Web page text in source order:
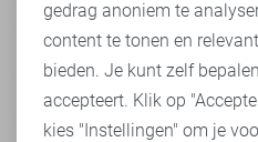
Marketing cookies
gedrag anoniem te
content te tonen en
bieden. Je kunt zelf
accepteert. Klik op
kies "Instellingen" om je